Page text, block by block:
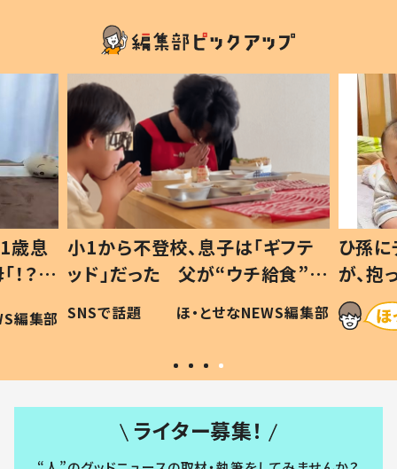
歳息
？」
編集部
小1から不登校、息子は「ギフテ
ッド」だった 父が“ウチ給食”を
作り続ける理由とは #令和の親
#令和の子
SNSで話題 ほ・とせなNEWS編集部
ひ孫
が、
「涙が
い」
ライター募集！